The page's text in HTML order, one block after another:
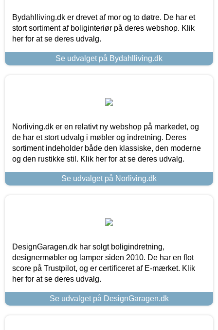
Bydahlliving.dk er drevet af mor og to døtre. De har et
stort sortiment af boliginteriør på deres webshop. Klik
her for at se deres udvalg.
Se udvalget på Bydahlliving.dk
Norliving.dk er en relativt ny webshop på markedet, og
de har et stort udvalg i møbler og indretning. Deres
sortiment indeholder både den klassiske, den moderne
og den rustikke stil. Klik her for at se deres udvalg.
Se udvalget på Norliving.dk
DesignGaragen.dk har solgt boligindretning,
designermøbler og lamper siden 2010. De har en flot
score på Trustpilot, og er certificeret af E-mærket. Klik
her for at se deres udvalg.
Se udvalget på DesignGaragen.dk